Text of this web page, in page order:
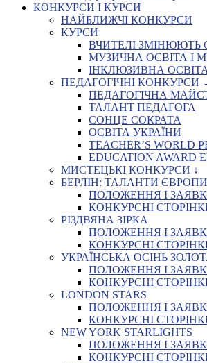
КОНКУРСИ І КУРСИ
НАЙБЛИЖЧІ КОНКУРСИ
КУРСИ
ВЧИТЕЛІ ЗМІНЮЮТЬ
МУЗИЧНА ОСВІТА І
ІНКЛЮЗИВНА ОСВІТА:
ПЕДАГОГІЧНІ КОНКУРСИ
ПЕДАГОГІЧНА
ТАЛАНТ ПЕДАГОГА
СОНЦЕ СОКРАТА
ОСВІТА УКРАЇНИ
TEACHER’S WORLD
EDUCATION AWARD
МИСТЕЦЬКІ КОНКУРСИ ↓
БЕРЛІН: ТАЛАНТИ ЄВРОПИ
ПОЛОЖЕННЯ І
КОНКУРСНІ
РІЗДВЯНА ЗІРКА
ПОЛОЖЕННЯ І
КОНКУРСНІ
УКРАЇНСЬКА ОСІНЬ
ПОЛОЖЕННЯ І
КОНКУРСНІ
LONDON STARS
ПОЛОЖЕННЯ І
КОНКУРСНІ
NEW YORK STARLIGHTS
ПОЛОЖЕННЯ І
КОНКУРСНІ